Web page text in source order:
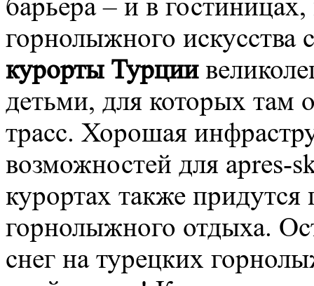
барьера – и в
горнолыжного искусства
курорты Турции
детьми, для которых там
трасс. Хорошая
возможностей для apres-
курортах также
горнолыжного отдыха.
снег на турецких